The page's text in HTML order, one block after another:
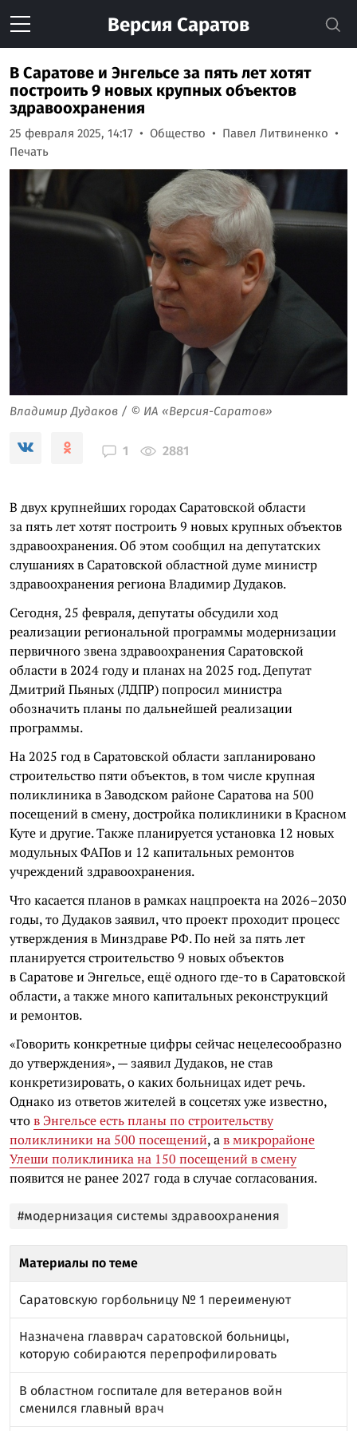
Версия Саратов
В Саратове и Энгельсе за пять лет хотят
построить 9 новых крупных объектов
здравоохранения
25 февраля 2025, 14:17 Общество
Павел Литвиненко
Печать
Владимир Дудаков / © ИА «Версия-Саратов»
1 2881
В двух крупнейших городах Саратовской области
за пять лет хотят построить 9 новых крупных объектов
здравоохранения. Об этом сообщил на депутатских
слушаниях в Саратовской областной думе министр
здравоохранения региона Владимир Дудаков.
Сегодня, 25 февраля, депутаты обсудили ход
реализации региональной программы модернизации
первичного звена здравоохранения Саратовской
области в 2024 году и планах на 2025 год. Депутат
Дмитрий Пьяных (ЛДПР) попросил министра
обозначить планы по дальнейшей реализации
программы.
На 2025 год в Саратовской области запланировано
строительство пяти объектов, в том числе крупная
поликлиника в Заводском районе Саратова на 500
посещений в смену, достройка поликлиники в Красном
Куте и другие. Также планируется установка 12 новых
модульных ФАПов и 12 капитальных ремонтов
учреждений здравоохранения.
Что касается планов в рамках нацпроекта на 2026–2030
годы, то Дудаков заявил, что проект проходит процесс
утверждения в Минздраве РФ. По ней за пять лет
планируется строительство 9 новых объектов
в Саратове и Энгельсе, ещё одного где-то в Саратовской
области, а также много капитальных реконструкций
и ремонтов.
«Говорить конкретные цифры сейчас нецелесообразно
до утверждения», — заявил Дудаков, не став
конкретизировать, о каких больницах идет речь.
Однако из ответов жителей в соцсетях уже известно,
чтов Энгельсе есть планы по строительству
поликлиники на 500 посещений, ав микрорайоне
Улеши поликлиника на 150 посещений в смену
появится не ранее 2027 года в случае согласования.
#модернизация системы здравоохранения
Материалы по теме
Саратовскую горбольницу № 1 переименуют
Назначена главврач саратовской больницы,
которую собираются перепрофилировать
В областном госпитале для ветеранов войн
сменился главный врач